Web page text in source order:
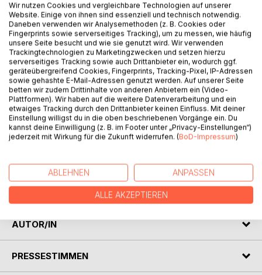
BESCHREIBUNG
A pragmatic guide to setting up a compliance management
system for small and medium-sized enterprises. Aimed at
managing directors or future compliance officers, or simply
for those who have been working in compliance for a long
time and sometimes find themselves asking: "Why do we
actually do it this way?".
The book sets out a concept for a holistic compliance
organisation and provides practical examples and ideas for
Essentially, I have tried to create a universal guide, and I
hope that I have succeeded in doing so with this handbook.
AUTOR/IN
PRESSESTIMMEN
Wir nutzen Cookies und vergleichbare Technologien auf unserer
Website. Einige von ihnen sind essenziell und technisch notwendig.
Daneben verwenden wir Analysemethoden (z. B. Cookies oder
Fingerprints sowie serverseitiges Tracking), um zu messen, wie häufig
unsere Seite besucht und wie sie genutzt wird. Wir verwenden
Trackingtechnologien zu Marketingzwecken und setzen hierzu
serverseitiges Tracking sowie auch Drittanbieter ein, wodurch ggf.
geräteübergreifend Cookies, Fingerprints, Tracking-Pixel, IP-Adressen
sowie gehashte E-Mail-Adressen genutzt werden. Auf unserer Seite
betten wir zudem Drittinhalte von anderen Anbietern ein (Video-
Plattformen). Wir haben auf die weitere Datenverarbeitung und ein
etwaiges Tracking durch den Drittanbieter keinen Einfluss. Mit deiner
Einstellung willigst du in die oben beschriebenen Vorgänge ein. Du
kannst deine Einwilligung (z. B. im Footer unter „Privacy-Einstellungen“)
jederzeit mit Wirkung für die Zukunft widerrufen. (BoD-Impressum)
ABLEHNEN ANPASSEN
ALLE AKZEPTIEREN